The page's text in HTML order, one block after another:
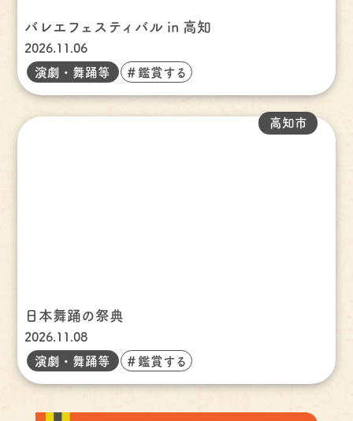
バレエフェスティバル in 高知
2026.11.06
演劇・舞踊等 ＃鑑賞する
日本舞踊の祭典
2026.11.08
高知市
演劇・舞踊等 ＃鑑賞する